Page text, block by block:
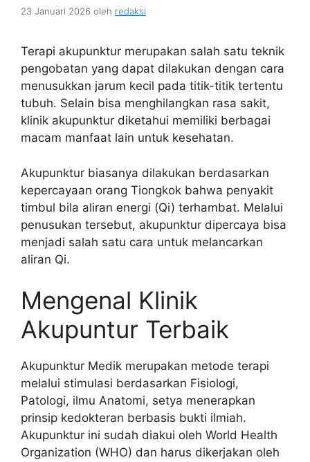
23 Januari 2026 oleh redaksi
Terapi akupunktur merupakan salah satu teknik
pengobatan yang dapat dilakukan dengan cara
menusukkan jarum kecil pada titik-titik tertentu
tubuh. Selain bisa menghilangkan rasa sakit,
klinik akupunktur diketahui memiliki berbagai
macam manfaat lain untuk kesehatan.
Akupunktur biasanya dilakukan berdasarkan
kepercayaan orang Tiongkok bahwa penyakit
timbul bila aliran energi (Qi) terhambat. Melalui
penusukan tersebut, akupunktur dipercaya bisa
menjadi salah satu cara untuk melancarkan
aliran Qi.
Mengenal Klinik
Akupuntur Terbaik
Akupunktur Medik merupakan metode terapi
melalui stimulasi berdasarkan Fisiologi,
Patologi, ilmu Anatomi, setya menerapkan
prinsip kedokteran berbasis bukti ilmiah.
Akupunktur ini sudah diakui oleh World Health
Organization (WHO) dan harus dikerjakan oleh